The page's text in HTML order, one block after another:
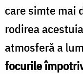
care simte mai
rodirea
atmosferă a
focurile